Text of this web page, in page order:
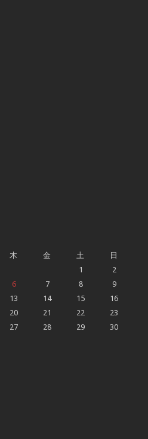
木 金 土
日
1
2
6 7 8
9
13 14 15
16
20 21 22
23
27 28 29
30